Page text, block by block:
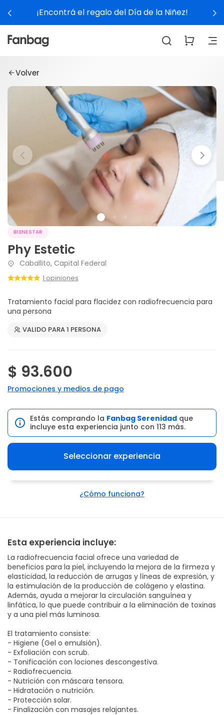
¡Encontrá el regalo del Día de la Niñez!
Volver
BIENESTAR
Phy Estetic
Caballito, Capital Federal
1 opiniones
Tratamiento facial para flacidez con radiofrecuencia para
una persona
VALIDO PARA 1 PERSONA
$ 93.600
Promociones y medios de pago
Estás comprando la Fanbag Serenidad que
incluye esta experiencia junto con 113 más.
Seleccionar experiencia
¿Cómo funciona?
Esta experiencia incluye:
La radiofrecuencia facial ofrece una variedad de
beneficios para la piel, incluyendo la mejora de la firmeza y
elasticidad, la reducción de arrugas y líneas de expresión, y
la estimulación de la producción de colágeno y elastina.
Además, ayuda a mejorar la circulación sanguínea y
linfática, lo que puede contribuir a la eliminación de toxinas
y a una piel más luminosa.
El tratamiento consiste:
- Higiene (Gel o emulsión).
- Exfoliación con scrub.
- Tonificación con lociones descongestiva.
- Radiofrecuencia.
- Nutrición con máscara tensora.
- Hidratación o nutrición.
- Protección solar.
- Finalización con masajes relajantes.